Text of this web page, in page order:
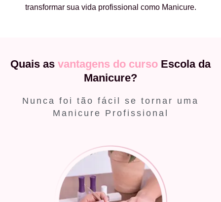
transformar sua vida profissional como Manicure.
Quais as vantagens do curso Escola da
Manicure?
Nunca foi tão fácil se tornar uma
Manicure Profissional